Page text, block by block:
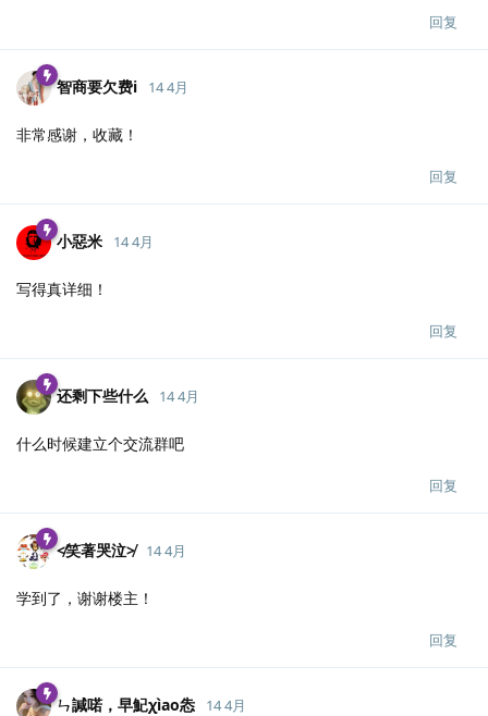
回复
智商要欠费i 14 4月
非常感谢，收藏！
回复
小惡米 14 4月
写得真详细！
回复
还剩下些什么 14 4月
什么时候建立个交流群吧
回复
≮笑著哭泣≯ 14 4月
学到了，谢谢楼主！
回复
ㄣ諴喏，早魢χìао怣 14 4月